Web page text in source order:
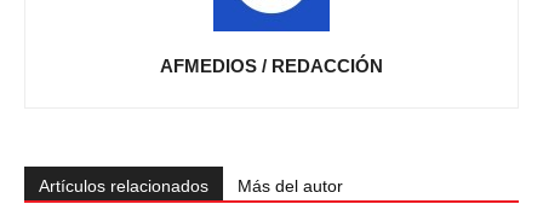
AFMEDIOS / REDACCIÓN
Artículos relacionados Más del autor